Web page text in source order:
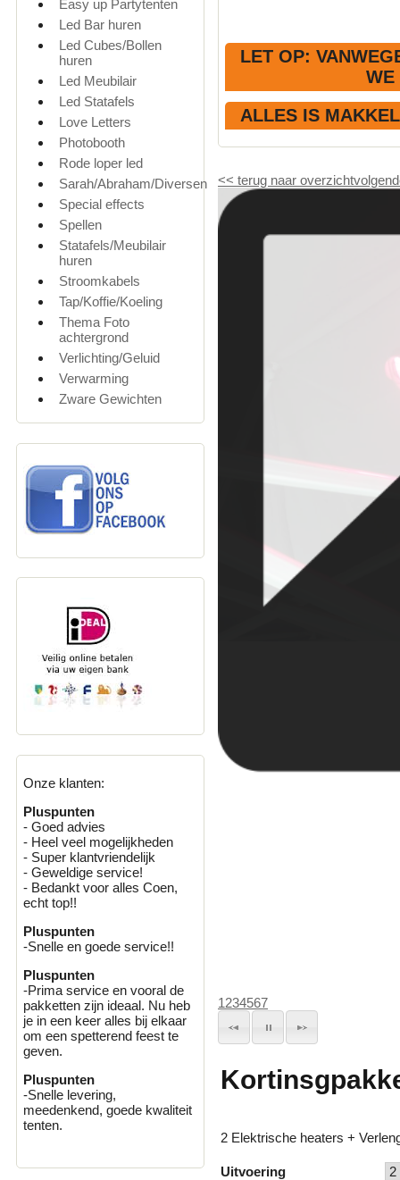
Easy up Partytenten
Led Bar huren
Led Cubes/Bollen
huren
Led Meubilair
Led Statafels
Love Letters
Photobooth
Rode loper led
Sarah/Abraham/Diversen
Special effects
Spellen
Statafels/Meubilair
huren
Stroomkabels
Tap/Koffie/Koeling
Thema Foto
achtergrond
Verlichting/Geluid
Verwarming
Zware Gewichten
Onze klanten:
Pluspunten
- Goed advies
- Heel veel mogelijkheden
- Super klantvriendelijk
- Geweldige service!
- Bedankt voor alles Coen,
echt top!!
Pluspunten
-Snelle en goede service!!
Pluspunten
-Prima service en vooral de
pakketten zijn ideaal. Nu heb
je in een keer alles bij elkaar
om een spetterend feest te
geven.
Pluspunten
-Snelle levering,
meedenkend, goede kwaliteit
tenten.
LET OP:
ALLES IS
<< terug naar overzicht
1234567
2 Elektrische heaters +
Uitvoering